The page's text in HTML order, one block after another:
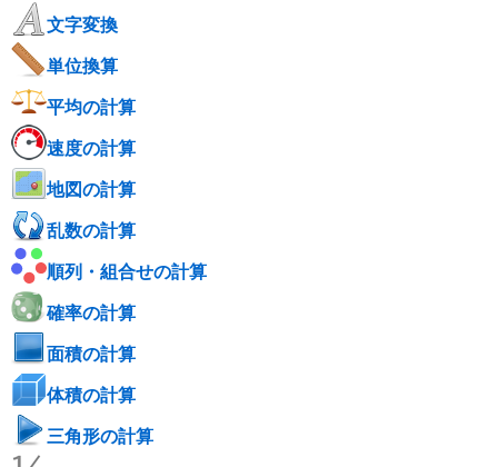
文字変換
単位換算
平均の計算
速度の計算
地図の計算
乱数の計算
順列・組合せの計算
確率の計算
面積の計算
体積の計算
三角形の計算